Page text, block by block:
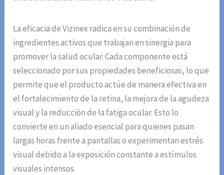
La eficacia de Vizinex radica en su combinación de
ingredientes activos que trabajan en sinergia para
promover la salud ocular. Cada componente está
seleccionado por sus propiedades beneficiosas, lo que
permite que el producto actúe de manera efectiva en
el fortalecimiento de la retina, la mejora de la agudeza
visual y la reducción de la fatiga ocular. Esto lo
convierte en un aliado esencial para quienes pasan
largas horas frente a pantallas o experimentan estrés
visual debido a la exposición constante a estímulos
visuales intensos.